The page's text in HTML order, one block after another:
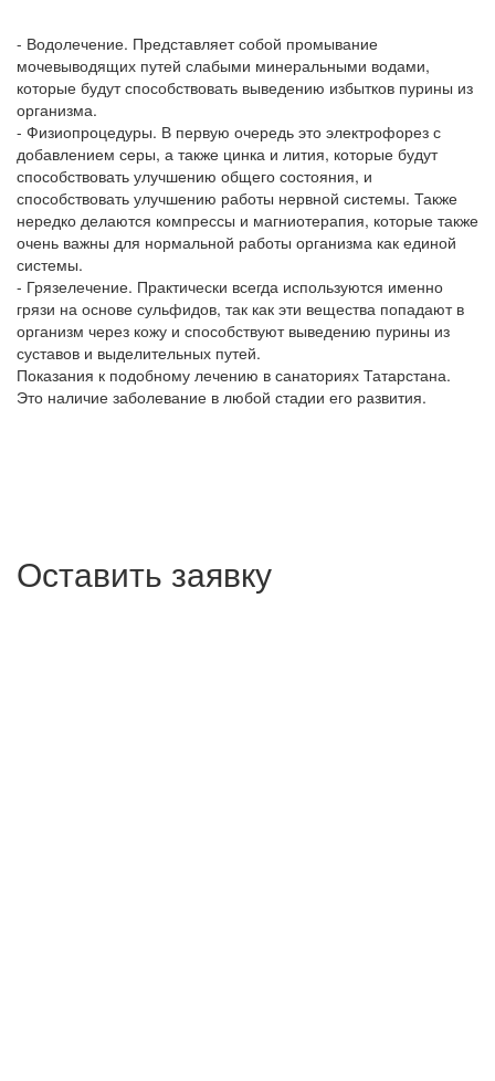
- Водолечение. Представляет собой промывание
мочевыводящих путей слабыми минеральными водами,
которые будут способствовать выведению избытков пурины из
организма.
- Физиопроцедуры. В первую очередь это электрофорез с
добавлением серы, а также цинка и лития, которые будут
способствовать улучшению общего состояния, и
способствовать улучшению работы нервной системы. Также
нередко делаются компрессы и магниотерапия, которые также
очень важны для нормальной работы организма как единой
системы.
- Грязелечение. Практически всегда используются именно
грязи на основе сульфидов, так как эти вещества попадают в
организм через кожу и способствуют выведению пурины из
суставов и выделительных путей.
Показания к подобному лечению в санаториях Татарстана.
Это наличие заболевание в любой стадии его развития.
Оставить заявку